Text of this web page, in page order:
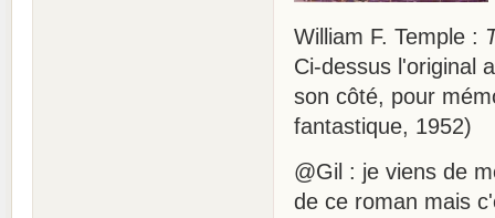
William F. Temple :
Ci-dessus l'original
son côté, pour
fantastique, 1952)
@Gil : je viens de
de ce roman mais